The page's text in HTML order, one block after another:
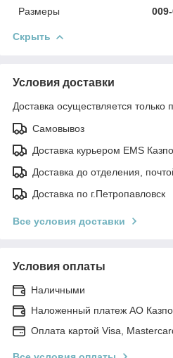
Размеры
Скрыть
Условия доставки
Доставка осуществляется только
Самовывоз
Доставка курьером EMS
Доставка до отделения,
Доставка по г.Петропавловск
Все условия доставки
Условия оплаты
Наличными
Наложенный платеж АО
Оплата картой Visa,